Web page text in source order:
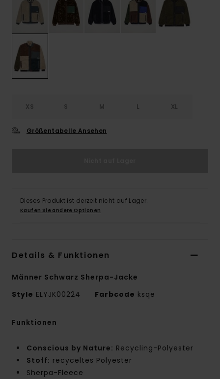
XS S M L XL
Größentabelle Ansehen
Dieses Produkt ist derzeit nicht auf Lager.
Kaufen Sie andere Optionen
Details & Funktionen
Männer Schwarz Sherpa-Jacke
Style ELYJK00224 Farbcode ksqe
Funktionen
Conscious by Nature: Recycling-Polyester
Stoff: recyceltes Polyester
Sherpa-Fleece